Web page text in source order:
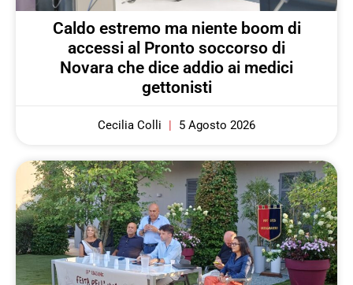
Caldo estremo ma niente boom di
accessi al Pronto soccorso di
Novara che dice addio ai medici
gettonisti
Cecilia Colli 5 Agosto 2026